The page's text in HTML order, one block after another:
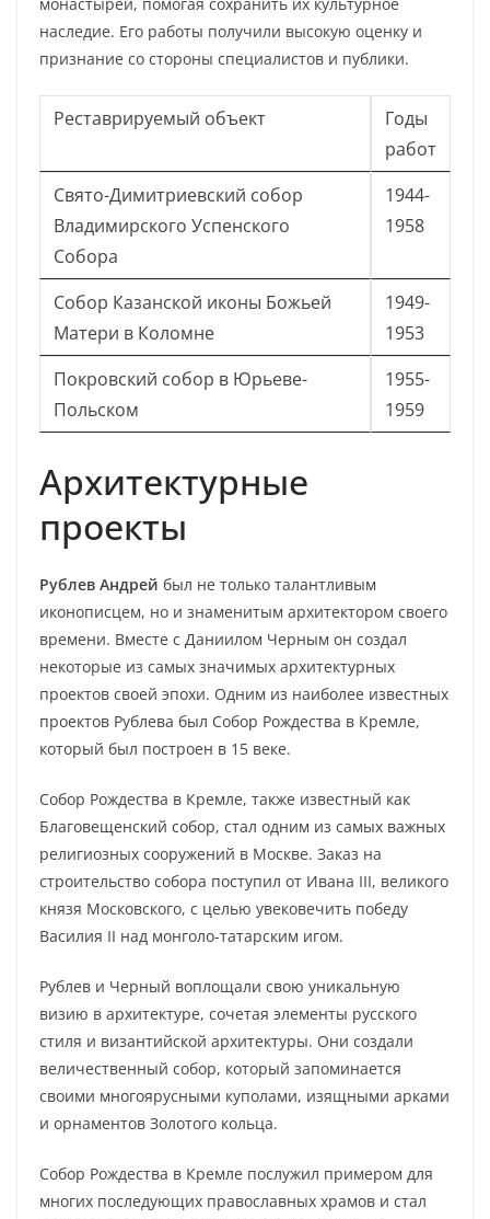
наследие. Его работы получили высокую оценку и
признание со стороны специалистов и публики.
Реставрируемый объект
Годы
работ
Свято-Димитриевский собор
Владимирского Успенского
Собора
1944-
1958
Собор Казанской иконы Божьей
Матери в Коломне
1949-
1953
Покровский собор в Юрьеве-
Польском
1955-
1959
Архитектурные
проекты
Рублев Андрей был не только талантливым
иконописцем, но и знаменитым архитектором своего
времени. Вместе с Даниилом Черным он создал
некоторые из самых значимых архитектурных
проектов своей эпохи. Одним из наиболее известных
проектов Рублева был Собор Рождества в Кремле,
который был построен в 15 веке.
Собор Рождества в Кремле, также известный как
Благовещенский собор, стал одним из самых важных
религиозных сооружений в Москве. Заказ на
строительство собора поступил от Ивана III, великого
князя Московского, с целью увековечить победу
Василия II над монголо-татарским игом.
Рублев и Черный воплощали свою уникальную
визию в архитектуре, сочетая элементы русского
стиля и византийской архитектуры. Они создали
величественный собор, который запоминается
своими многоярусными куполами, изящными арками
и орнаментов Золотого кольца.
Собор Рождества в Кремле послужил примером для
многих последующих православных храмов и стал